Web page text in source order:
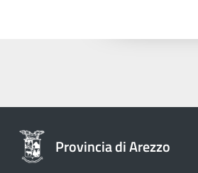
Provincia di Arezzo